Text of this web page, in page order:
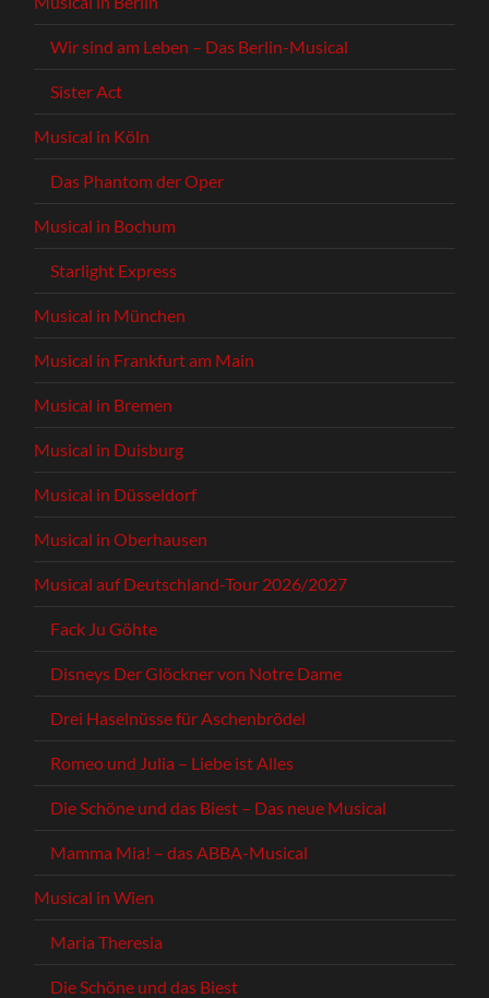
Wir sind am Leben – Das Berlin-Musical
Sister Act
Musical in Köln
Das Phantom der Oper
Musical in Bochum
Starlight Express
Musical in München
Musical in Frankfurt am Main
Musical in Bremen
Musical in Duisburg
Musical in Düsseldorf
Musical in Oberhausen
Musical auf Deutschland-Tour 2026/2027
Fack Ju Göhte
Disneys Der Glöckner von Notre Dame
Drei Haselnüsse für Aschenbrödel
Romeo und Julia – Liebe ist Alles
Die Schöne und das Biest – Das neue Musical
Mamma Mia! – das ABBA-Musical
Musical in Wien
Maria Theresia
Die Schöne und das Biest